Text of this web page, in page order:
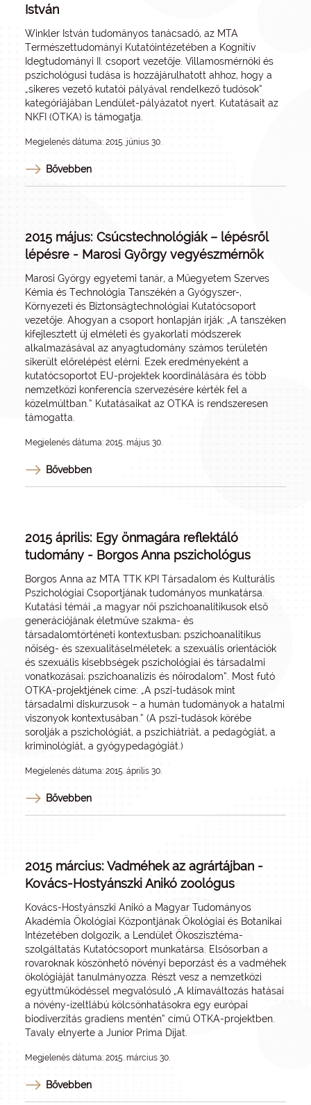
István
Winkler István tudományos tanácsadó, az MTA
Természettudományi Kutatóintézetében a Kognitív
Idegtudományi II. csoport vezetője. Villamosmérnöki és
pszichológusi tudása is hozzájárulhatott ahhoz, hogy a
„sikeres vezető kutatói pályával rendelkező tudósok”
kategóriájában Lendület-pályázatot nyert. Kutatásait az
NKFI (OTKA) is támogatja.
Megjelenés dátuma: 2015. június 30.
Bővebben
2015 május: Csúcstechnológiák – lépésről
lépésre - Marosi György vegyészmérnök
Marosi György egyetemi tanár, a Műegyetem Szerves
Kémia és Technológia Tanszékén a Gyógyszer-,
Környezeti és Biztonságtechnológiai Kutatócsoport
vezetője. Ahogyan a csoport honlapján írják: „A tanszéken
kifejlesztett új elméleti és gyakorlati módszerek
alkalmazásával az anyagtudomány számos területén
sikerült előrelépést elérni. Ezek eredményeként a
kutatócsoportot EU-projektek koordinálására és több
nemzetközi konferencia szervezésére kérték fel a
közelmúltban.” Kutatásaikat az OTKA is rendszeresen
támogatta.
Megjelenés dátuma: 2015. május 30.
Bővebben
2015 április: Egy önmagára reflektáló
tudomány - Borgos Anna pszichológus
Borgos Anna az MTA TTK KPI Társadalom és Kulturális
Pszichológiai Csoportjának tudományos munkatársa.
Kutatási témái „a magyar női pszichoanalitikusok első
generációjának életműve szakma- és
társadalomtörténeti kontextusban; pszichoanalitikus
nőiség- és szexualitáselméletek; a szexuális orientációk
és szexuális kisebbségek pszichológiai és társadalmi
vonatkozásai; pszichoanalízis és nőirodalom”. Most futó
OTKA-projektjének címe: „A pszi-tudások mint
társadalmi diskurzusok – a humán tudományok a hatalmi
viszonyok kontextusában.” (A pszi-tudások körébe
sorolják a pszichológiát, a pszichiátriát, a pedagógiát, a
kriminológiát, a gyógypedagógiát.)
Megjelenés dátuma: 2015. április 30.
Bővebben
2015 március: Vadméhek az agrártájban -
Kovács-Hostyánszki Anikó zoológus
Kovács-Hostyánszki Anikó a Magyar Tudományos
Akadémia Ökológiai Központjának Ökológiai és Botanikai
Intézetében dolgozik, a Lendület Ökoszisztéma-
szolgáltatás Kutatócsoport munkatársa. Elsősorban a
rovaroknak köszönhető növényi beporzást és a vadméhek
ökológiáját tanulmányozza. Részt vesz a nemzetközi
együttműködéssel megvalósuló „A klímaváltozás hatásai
a növény-ízeltlábú kölcsönhatásokra egy európai
biodiverzitás gradiens mentén” című OTKA-projektben.
Tavaly elnyerte a Junior Prima Díjat.
Megjelenés dátuma: 2015. március 30.
Bővebben